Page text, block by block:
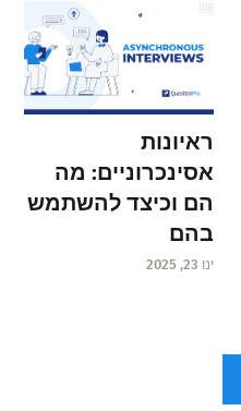
ראיונות
אסינכרוניים: מה
הם וכיצד להשתמש
בהם
ינו 23, 2025